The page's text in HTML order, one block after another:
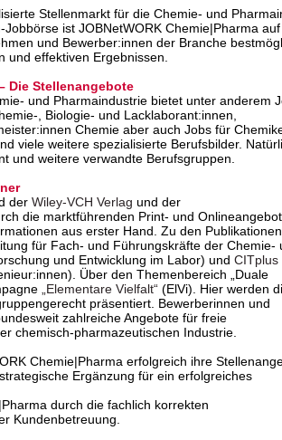
Stellenmarkt für die Chemie- und
ist JOBNetWORK Chemie|Pharma
und Bewerber:innen der Branche
und effektiven Ergebnissen.
Die Stellenangebote
und Pharmaindustrie bietet unter anderem
, Biologie- und Lacklaborant:innen,
Chemie aber auch Jobs für
viele weitere spezialisierte Berufsbilder.
und weitere verwandte Berufsgruppen.
der Wiley-VCH Verlag und der
die marktführenden Print- und
aus erster Hand. Zu den
für Fach- und Führungskräfte der Chemie-
und Entwicklung im Labor) und CITplus
Über den Themenbereich „Duale
„Elementare Vielfalt“ (ElVi). Hier werden
präsentiert. Bewerberinnen und
zahlreiche Angebote für freie
chemisch-pharmazeutischen Industrie.
Chemie|Pharma erfolgreich ihre
Ergänzung für ein erfolgreiches
durch die fachlich korrekten
Kundenbetreuung.